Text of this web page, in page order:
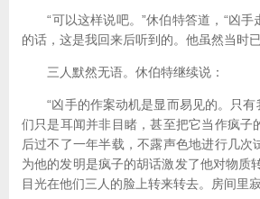
“可以这样说吧。”休伯特答道，“凶手
的话，这是我回来后听到的。他虽然当时
三人默然无语。休伯特继续说：
“凶手的作案动机是显而易见的。只有
们只是耳闻并非目睹，甚至把它当作疯
后过不了一年半载，不露声色地进行几
为他的发明是疯子的胡话激发了他对物质
目光在他们三人的脸上转来转去。房间里寂